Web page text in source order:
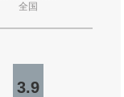
全国
3.9